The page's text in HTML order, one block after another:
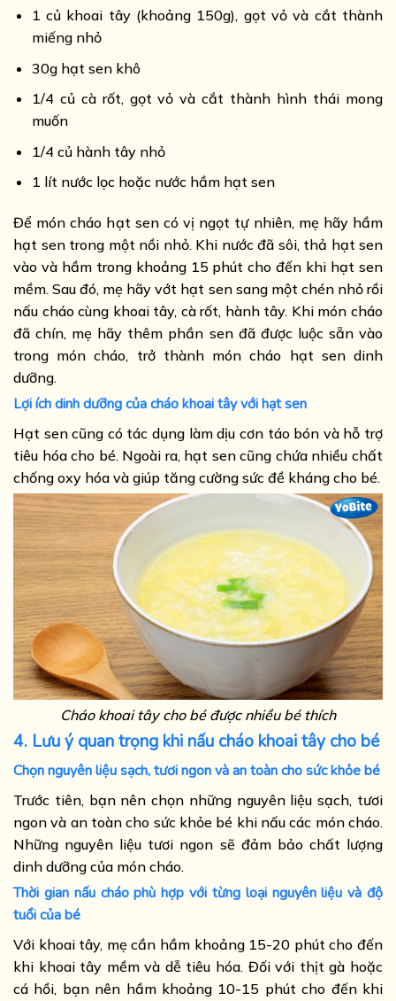
1 củ khoai tây (khoảng 150g), gọt vỏ và cắt thành
miếng nhỏ
30g hạt sen khô
1/4 củ cà rốt, gọt vỏ và cắt thành hình thái mong
muốn
1/4 củ hành tây nhỏ
1 lít nước lọc hoặc nước hầm hạt sen
Để món cháo hạt sen có vị ngọt tự nhiên, mẹ hãy hầm
hạt sen trong một nồi nhỏ. Khi nước đã sôi, thả hạt sen
vào và hầm trong khoảng 15 phút cho đến khi hạt sen
mềm. Sau đó, mẹ hãy vớt hạt sen sang một chén nhỏ rồi
nấu cháo cùng khoai tây, cà rốt, hành tây. Khi món cháo
đã chín, mẹ hãy thêm phần sen đã được luộc sẵn vào
trong món cháo, trở thành món cháo hạt sen dinh
dưỡng.
Lợi ích dinh dưỡng của cháo khoai tây với hạt sen
Hạt sen cũng có tác dụng làm dịu cơn táo bón và hỗ trợ
tiêu hóa cho bé. Ngoài ra, hạt sen cũng chứa nhiều chất
chống oxy hóa và giúp tăng cường sức đề kháng cho bé.
Cháo khoai tây cho bé được nhiều bé thích
4. Lưu ý quan trọng khi nấu cháo khoai tây cho bé
Chọn nguyên liệu sạch, tươi ngon và an toàn cho sức khỏe bé
Trước tiên, bạn nên chọn những nguyên liệu sạch, tươi
ngon và an toàn cho sức khỏe bé khi nấu các món cháo.
Những nguyên liệu tươi ngon sẽ đảm bảo chất lượng
dinh dưỡng của món cháo.
Thời gian nấu cháo phù hợp với từng loại nguyên liệu và độ
tuổi của bé
Với khoai tây, mẹ cần hầm khoảng 15-20 phút cho đến
khi khoai tây mềm và dễ tiêu hóa. Đối với thịt gà hoặc
cá hồi, bạn nên hầm khoảng 10-15 phút cho đến khi